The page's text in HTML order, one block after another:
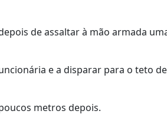
de assaltar à mão armada
e a disparar para o teto
metros depois.